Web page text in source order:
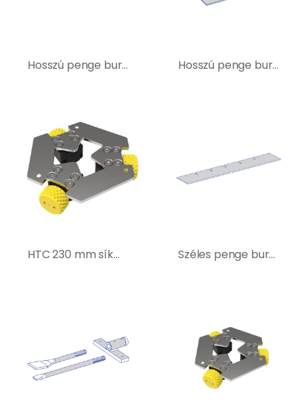
Hosszú penge burkolatbontó géphez – 400218 Hosszú penge burkolatbontó géphez – 400238
HTC 230 mm síkmaró tárcsa Széles penge burkolatbontó géphez – 400219